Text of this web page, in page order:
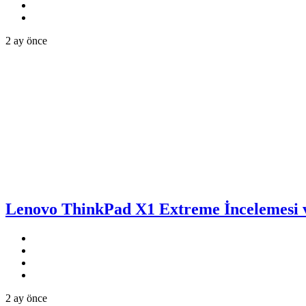
2 ay önce
Lenovo ThinkPad X1 Extreme
2 ay önce